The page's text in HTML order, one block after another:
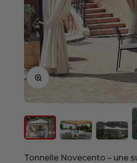
Zoom
Tonnelle Novecento – une